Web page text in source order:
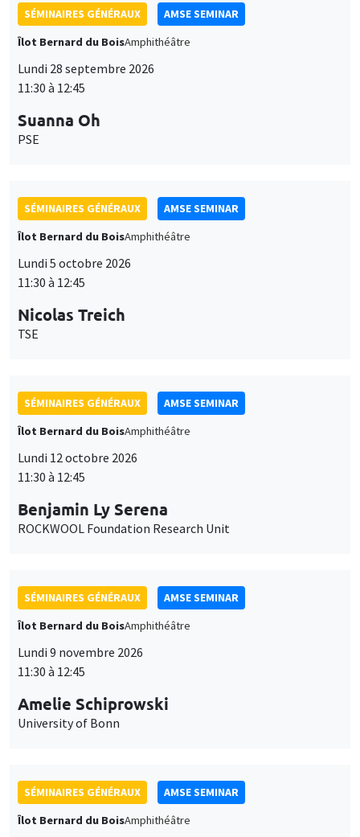
SÉMINAIRES GÉNÉRAUX
AMSE SEMINAR
Îlot Bernard du BoisAmphithéâtre
Lundi 28 septembre 2026
11:30 à 12:45
Suanna Oh
PSE
SÉMINAIRES GÉNÉRAUX
AMSE SEMINAR
Îlot Bernard du BoisAmphithéâtre
Lundi 5 octobre 2026
11:30 à 12:45
Nicolas Treich
TSE
SÉMINAIRES GÉNÉRAUX
AMSE SEMINAR
Îlot Bernard du BoisAmphithéâtre
Lundi 12 octobre 2026
11:30 à 12:45
Benjamin Ly Serena
ROCKWOOL Foundation Research Unit
SÉMINAIRES GÉNÉRAUX
AMSE SEMINAR
Îlot Bernard du BoisAmphithéâtre
Lundi 9 novembre 2026
11:30 à 12:45
Amelie Schiprowski
University of Bonn
SÉMINAIRES GÉNÉRAUX
AMSE SEMINAR
Îlot Bernard du BoisAmphithéâtre